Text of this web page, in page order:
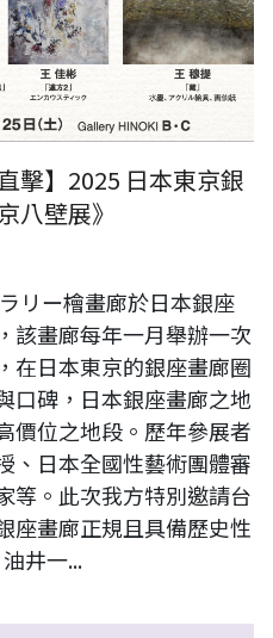
擊】2025 日本東京銀
八壁展》
リー檜畫廊於日本銀座
該畫廊每年一月舉辦一次
在日本東京的銀座畫廊圈
口碑，日本銀座畫廊之地
價位之地段。歷年參展者
、日本全國性藝術團體審
等。此次我方特別邀請台
座畫廊正規且具備歷史性
井一...